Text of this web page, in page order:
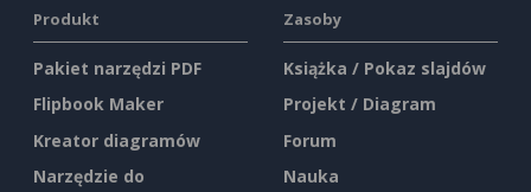
Produkt
Pakiet narzędzi PDF
Flipbook Maker
Kreator diagramów
Narzędzie do
Zasoby
Książka / Pokaz slajdów
Projekt / Diagram
Forum
Nauka